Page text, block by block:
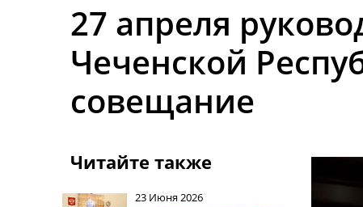
27 апреля
Чеченской
совещание
Читайте также
23 Июня 2026